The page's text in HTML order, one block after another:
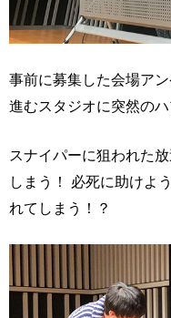
事前に募集した会場ア
進むスタジオに突然のハ
スナイパーに狙われた
しまう！ 必死に助けよ
れてしまう！？